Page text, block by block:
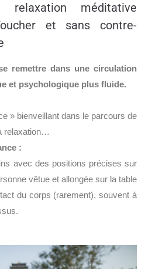
méditative
et sans contre-
remettre dans une circulation
et psychologique plus fluide.
» bienveillant dans le parcours de
relaxation…
:
avec des positions précises sur
vêtue et allongée sur la table
du corps (rarement), souvent à